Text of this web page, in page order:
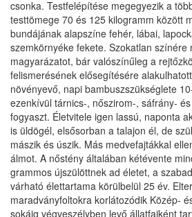
csonka. Testfelépítése megegyezik a
testtömege 70 és 125 kilogramm között
bundájának alapszíne fehér, lábai,
szemkörnyéke fekete. Szokatlan színére
magyarázatot, bár valószínűleg a
felismerésének elősegítésére
növényevő, napi bambuszszükséglete
ezenkívül tárnics-, nőszirom-, sáfrány-
fogyaszt. Életvitele igen lassú, naponta
is üldögél, elsősorban a talajon él, de
mászik és úszik. Más medvefajtákkal
álmot. A nőstény általában kétévente
grammos újszülöttnek ad életet, a
várható élettartama körülbelül 25 év.
maradványfoltokra korlátozódik Közép-
sokáig végveszélyben levő állatfajként